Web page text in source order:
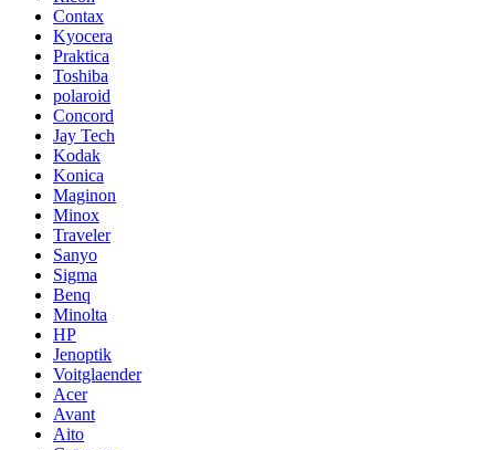
Contax
Kyocera
Praktica
Toshiba
polaroid
Concord
Jay Tech
Kodak
Konica
Maginon
Minox
Traveler
Sanyo
Sigma
Benq
Minolta
HP
Jenoptik
Voitglaender
Acer
Avant
Aito